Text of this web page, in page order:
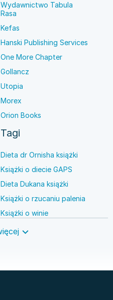
Wydawnictwo Tabula
Rasa
Kefas
Hanski Publishing Services
One More Chapter
Gollancz
Utopia
Morex
Orion Books
Tagi
Dieta dr Ornisha książki
Książki o diecie GAPS
Dieta Dukana książki
Książki o rzucaniu palenia
Książki o winie
Książki o anestezjologii